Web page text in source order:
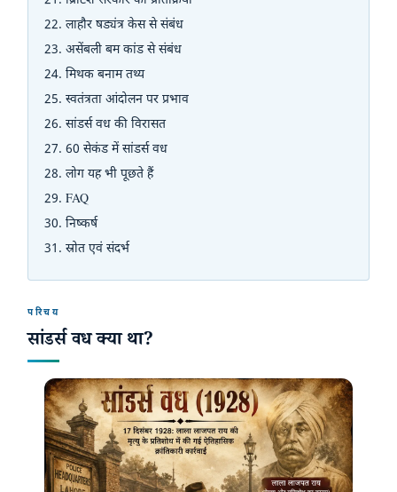
लाहौर षड्यंत्र केस से संबंध
असेंबली बम कांड से संबंध
मिथक बनाम तथ्य
स्वतंत्रता आंदोलन पर प्रभाव
सांडर्स वध की विरासत
60 सेकंड में सांडर्स वध
लोग यह भी पूछते हैं
FAQ
निष्कर्ष
स्रोत एवं संदर्भ
परिचय
सांडर्स वध क्या था?